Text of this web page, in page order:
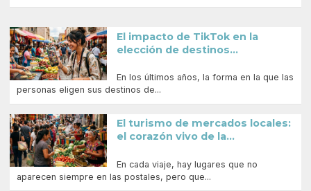
El impacto de TikTok en la
elección de destinos...
En los últimos años, la forma en la que las
personas eligen sus destinos de...
El turismo de mercados locales:
el corazón vivo de la...
En cada viaje, hay lugares que no
aparecen siempre en las postales, pero que...